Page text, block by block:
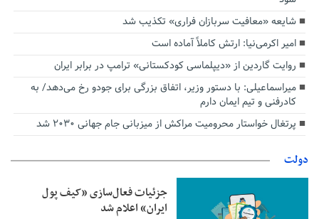
شایعه «معافیت سربازان فراری» تکذیب شد
امیر اکرمی‌نیا: ارتش کاملاً آماده است
روایت گاردین از «دیپلماسی کودکستانی» ترامپ در برابر ایران
میراسماعیلی: با دستور وزیر، اتفاق بزرگی برای جودو رخ می‌دهد/ به
کادرفنی و تیم ایمان دارم
پرتغال خواستار محرومیت مراکش از میزبانی جام جهانی ۲۰۳۰ شد
دولت
جزئیات فعال‌سازی «کیف پول
ایران» اعلام شد